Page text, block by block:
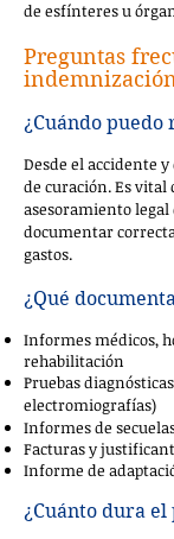
de esfínteres u
Preguntas
¿Cuándo puedo
Desde el accidente
de curación. Es vital
asesoramiento
documentar
gastos.
¿Qué
Informes médicos,
rehabilitación
Pruebas
electromiografías)
Informes de
Facturas y
Informe de
¿Cuánto dura el